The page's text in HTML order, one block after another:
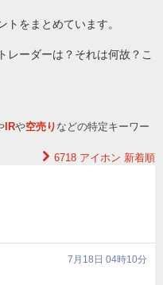
をまとめています。
レーダーは？それは何故？こ
IRや空売り などの特定キーワー
6718 アイホン 新着順
7月18日 04時10分